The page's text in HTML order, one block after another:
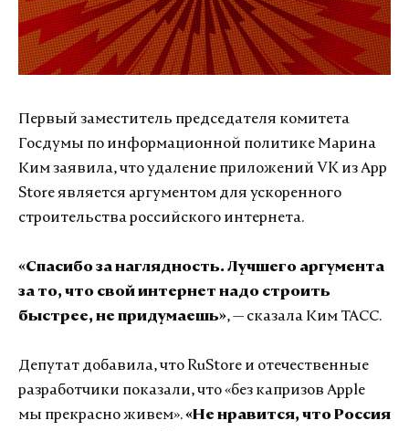
Первый заместитель председателя комитета
Госдумы по информационной политике Марина
Ким заявила, что удаление приложений VK из App
Store является аргументом для ускоренного
строительства российского интернета.
«Спасибо за наглядность. Лучшего аргумента
за то, что свой интернет надо строить
быстрее, не придумаешь», — сказала Ким ТАСС.
Депутат добавила, что RuStore и отечественные
разработчики показали, что «без капризов Apple
мы прекрасно живем».«Не нравится, что Россия